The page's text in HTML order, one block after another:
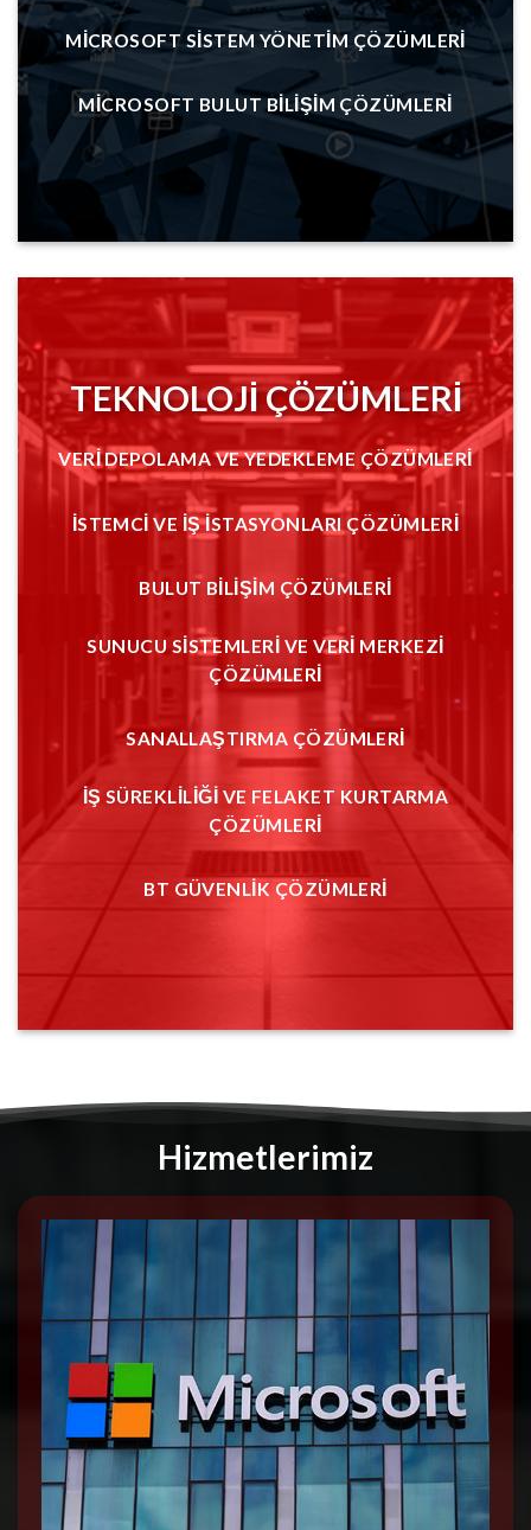
MICROSOFT SISTEM YÖNETIM ÇÖZÜMLERI
MICROSOFT BULUT BILIŞIM ÇÖZÜMLERI
TEKNOLOJİ ÇÖZÜMLERİ
VERİ DEPOLAMA VE YEDEKLEME ÇÖZÜMLERİ
İSTEMCİ VE İŞ İSTASYONLARI ÇÖZÜMLERİ
BULUT BİLİŞİM ÇÖZÜMLERİ
SUNUCU SİSTEMLERİ VE VERİ MERKEZİ
ÇÖZÜMLERİ
SANALLAŞTIRMA ÇÖZÜMLERİ
İŞ SÜREKLİLİĞİ VE FELAKET KURTARMA
ÇÖZÜMLERİ
BT GÜVENLİK ÇÖZÜMLERİ
Hizmetlerimiz